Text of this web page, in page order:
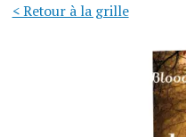
< Retour à la grille